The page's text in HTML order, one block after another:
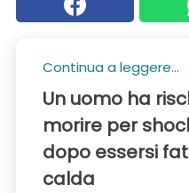
Continua a leggere...
Un uomo ha
morire per
dopo essersi
calda